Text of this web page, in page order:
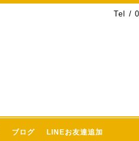
Tel /
ブログ LINEお友達追加